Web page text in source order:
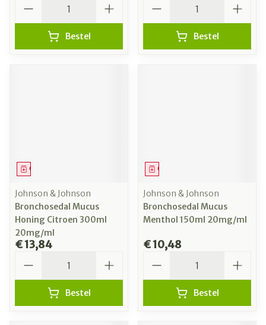
Bestel Bestel
Geneesmiddel
Johnson & Johnson
Bronchosedal Mucus
Honing Citroen 300ml
20mg/ml
€ 13,84
Bestel
Geneesmiddel
Johnson & Johnson
Bronchosedal Mucus
Menthol 150ml 20mg/ml
€ 10,48
Bestel